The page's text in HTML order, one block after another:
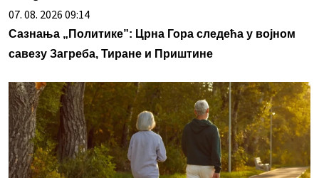
07. 08. 2026 09:14
Сазнања „Политике”: Црна Гора следећа у војном
савезу Загреба, Тиране и Приштине